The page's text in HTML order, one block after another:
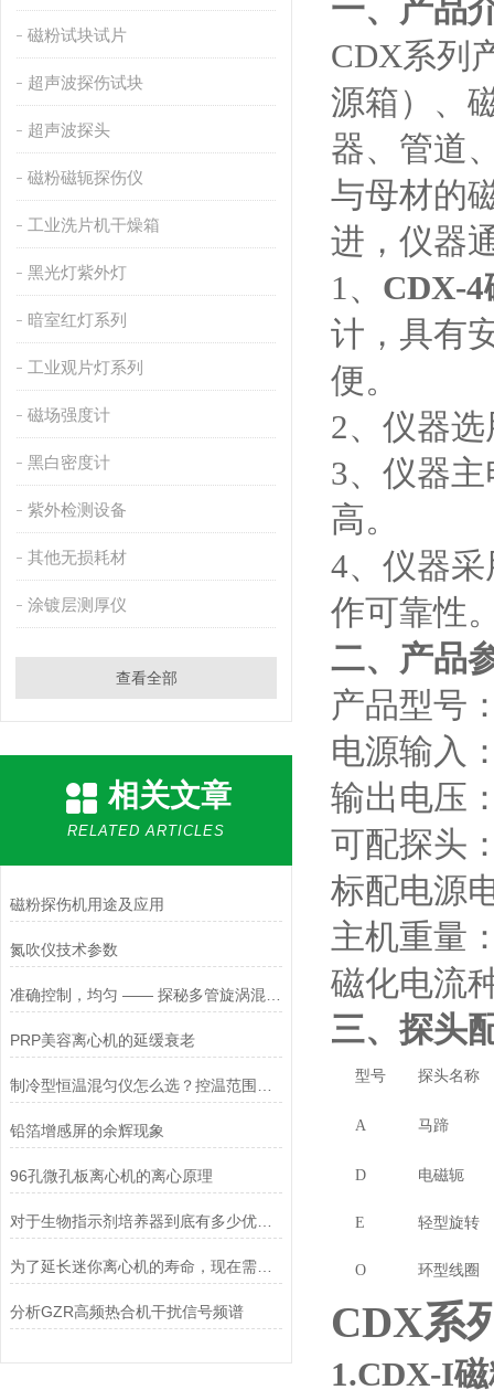
磁粉试块试片
超声波探伤试块
超声波探头
磁粉磁轭探伤仪
工业洗片机干燥箱
黑光灯紫外灯
暗室红灯系列
工业观片灯系列
磁场强度计
黑白密度计
紫外检测设备
其他无损耗材
涂镀层测厚仪
查看全部
相关文章
RELATED ARTICLES
磁粉探伤机用途及应用
氮吹仪技术参数
PRP美容离心机的延缓衰老
铅箔增感屏的余辉现象
96孔微孔板离心机的离心原理
对于生物指示剂培养器到底有多少优点,你可能还不甚了解
为了延长迷你离心机的寿命，现在需要注意以下几点
分析GZR高频热合机干扰信号频谱
一、产品
CDX系列
源箱） 、
器、管道
与母材的
进，仪器
1、 CDX-4
计，具有
便。
2、仪器
3、仪器
高。
4、仪器
作可靠性
二、产品
产品型号
电源输入
输出电压
可配探头
标配电源
主机重量
磁化电流
三、探头
型号 探头名称
A 马蹄
D 电磁轭
E 轻型旋转
O 环型线圈
CDX系
1.CDX-I